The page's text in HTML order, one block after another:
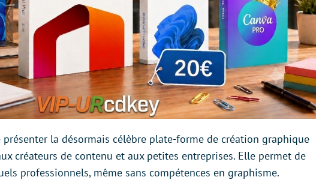
la désormais célèbre plate-forme de création graphique
créateurs de contenu et aux petites entreprises. Elle permet de
professionnels, même sans compétences en graphisme.